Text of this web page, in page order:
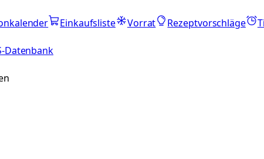
Einkaufsliste Vorrat Rezeptvorschläge
Datenbank